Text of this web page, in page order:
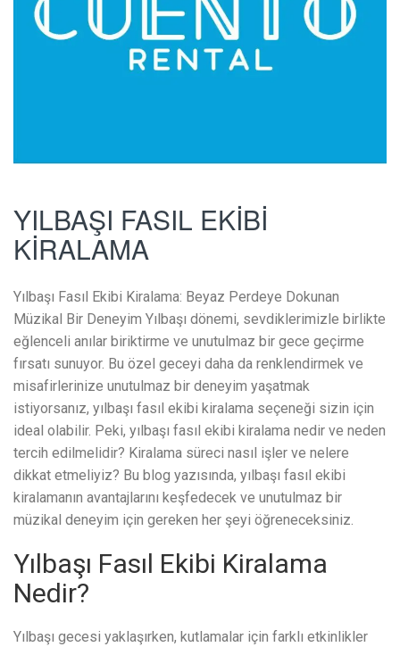
YILBAŞI FASIL EKİBİ
KİRALAMA
Yılbaşı Fasıl Ekibi Kiralama: Beyaz Perdeye Dokunan
Müzikal Bir Deneyim Yılbaşı dönemi, sevdiklerimizle birlikte
eğlenceli anılar biriktirme ve unutulmaz bir gece geçirme
fırsatı sunuyor. Bu özel geceyi daha da renklendirmek ve
misafirlerinize unutulmaz bir deneyim yaşatmak
istiyorsanız, yılbaşı fasıl ekibi kiralama seçeneği sizin için
ideal olabilir. Peki, yılbaşı fasıl ekibi kiralama nedir ve neden
tercih edilmelidir? Kiralama süreci nasıl işler ve nelere
dikkat etmeliyiz? Bu blog yazısında, yılbaşı fasıl ekibi
kiralamanın avantajlarını keşfedecek ve unutulmaz bir
müzikal deneyim için gereken her şeyi öğreneceksiniz.
Yılbaşı Fasıl Ekibi Kiralama
Nedir?
Yılbaşı gecesi yaklaşırken, kutlamalar için farklı etkinlikler